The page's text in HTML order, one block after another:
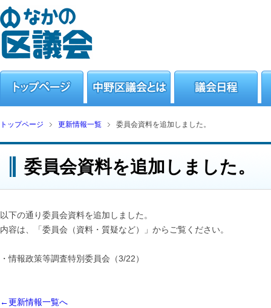
トップページ 更新情報一覧 委員会資料を追加しました。
委員会資料を追加しました。
以下の通り委員会資料を追加しました。
内容は、「委員会（資料・質疑など）」からご覧ください。
・情報政策等調査特別委員会（3/22）
←更新情報一覧へ